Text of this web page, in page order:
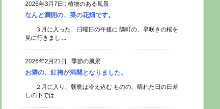
2026年3月7日 : 植物のある風景
なんと満開の、菜の花畑です。
３月に入った、日曜日の午後に 隣町の、早咲きの桜を
見に行きまし ...
2026年2月21日 : 季節の風景
お隣の、紅梅が満開となりました。
２月に入り、朝晩は冷え込む ものの、晴れた日の日差
しの下では ...